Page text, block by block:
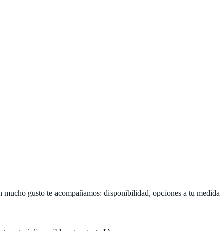
gusto te acompañamos: disponibilidad, opciones a tu